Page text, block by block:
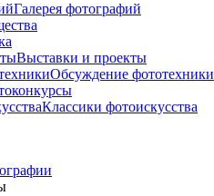
Галерея фотографий
Выставки и проекты
Обсуждение фототехники
Классики фотоискусства